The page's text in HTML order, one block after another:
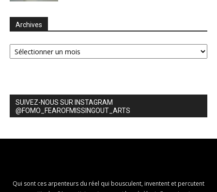
Archives
Archives
SUIVEZ-NOUS SUR INSTAGRAM
@FOMO_FEAROFMISSINGOUT_ARTS
Qui sont ces arpenteurs du réel qui bousculent, inventent et percutent